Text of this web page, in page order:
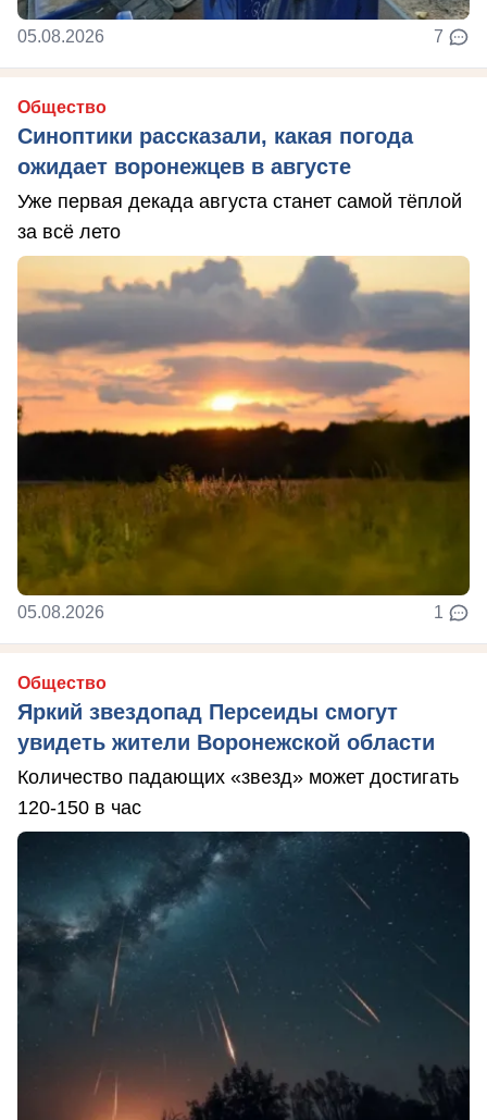
05.08.2026 7
Общество
Синоптики рассказали, какая погода
ожидает воронежцев в августе
Уже первая декада августа станет самой тёплой
за всё лето
05.08.2026 1
Общество
Яркий звездопад Персеиды смогут
увидеть жители Воронежской области
Количество падающих «звезд» может достигать
120-150 в час